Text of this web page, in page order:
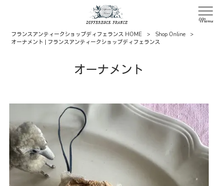
Menu
フランスアンティークショップディフェランス HOME > Shop Online
>
オーナメント | フランスアンティークショップディフェランス
オーナメント